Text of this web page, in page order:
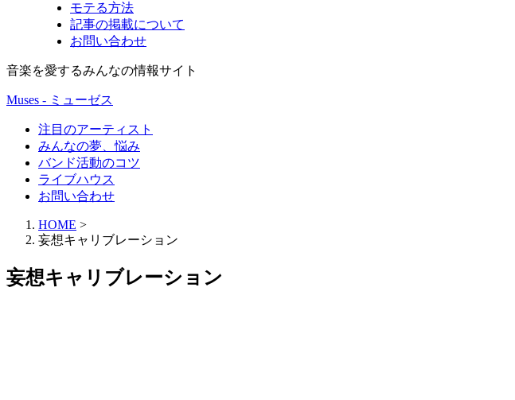
モテる方法
記事の掲載について
お問い合わせ
音楽を愛するみんなの情報サイト
Muses - ミューゼス
注目のアーティスト
みんなの夢、悩み
バンド活動のコツ
ライブハウス
お問い合わせ
HOME >
妄想キャリブレーション
妄想キャリブレーション